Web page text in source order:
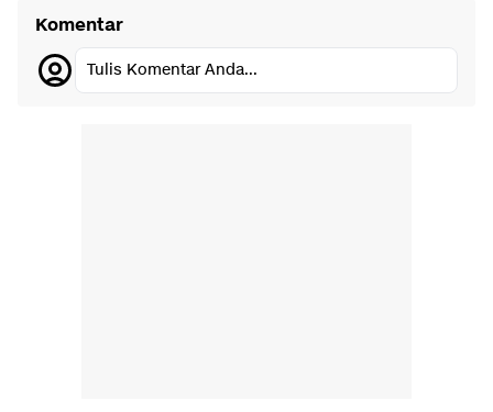
Komentar
Tulis Komentar Anda...